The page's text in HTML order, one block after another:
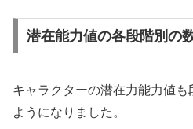
潜在能力値の各段階別の
キャラクターの潜在力能力値
ようになりました。